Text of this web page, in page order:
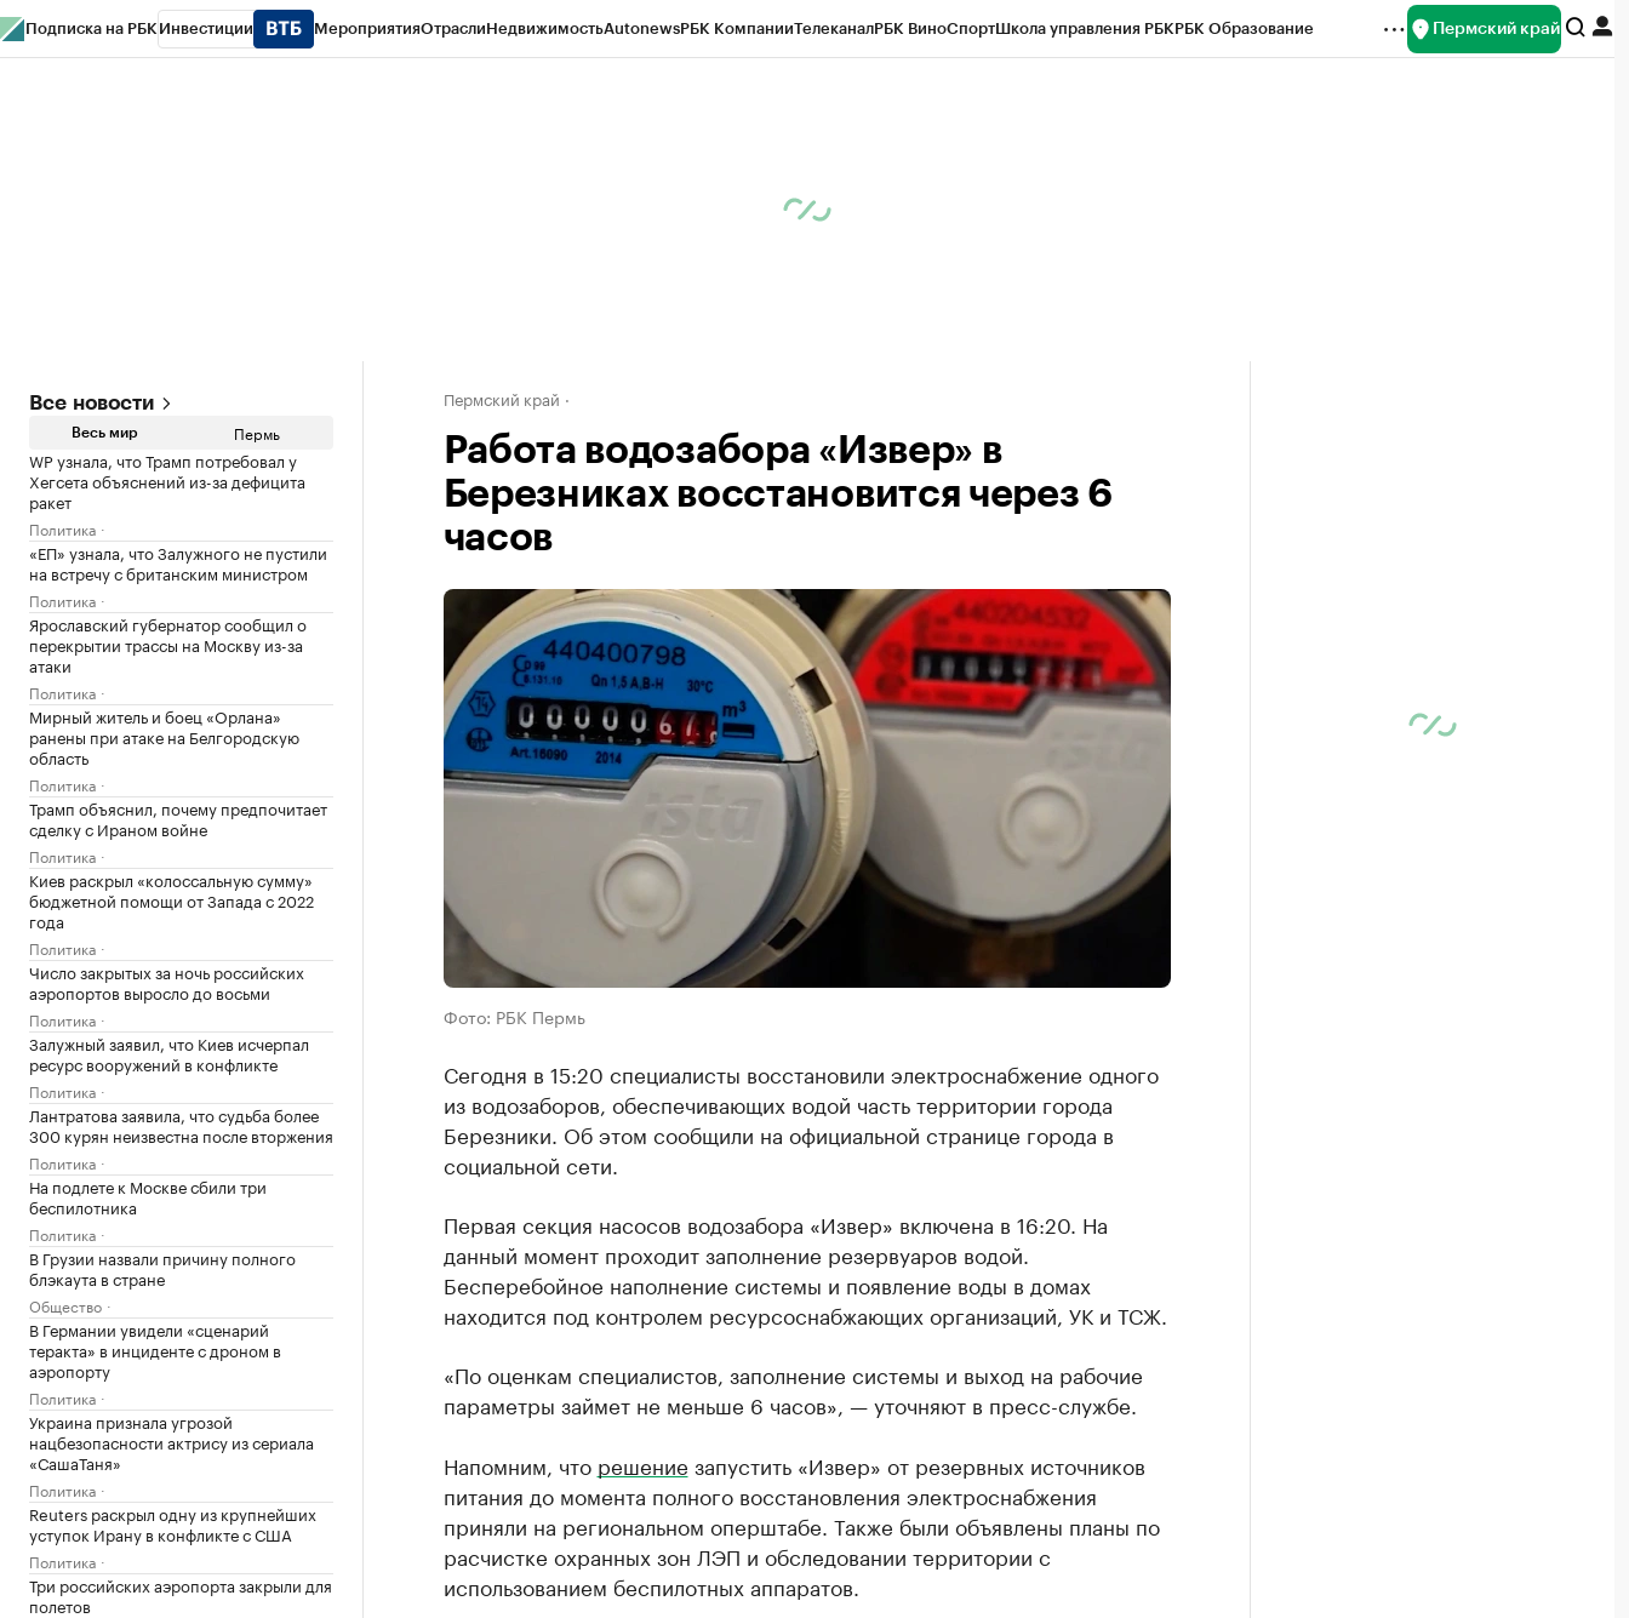
Подписка на РБК Инвестиции МероприятияОтраслиНедвижимостьAutonewsРБК КомпанииТелеканалРБК ВиноСпортШкола управления РБКРБК Образование Пермский край
Все новости
Весь мир Пермь
WP узнала, что Трамп потребовал у
Хегсета объяснений из-за дефицита
ракет
Политика
«ЕП» узнала, что Залужного не пустили
на встречу с британским министром
Политика
Ярославский губернатор сообщил о
перекрытии трассы на Москву из-за
атаки
Политика
Мирный житель и боец «Орлана»
ранены при атаке на Белгородскую
область
Политика
Трамп объяснил, почему предпочитает
сделку с Ираном войне
Политика
Киев раскрыл «колоссальную сумму»
бюджетной помощи от Запада с 2022
года
Политика
Число закрытых за ночь российских
аэропортов выросло до восьми
Политика
Залужный заявил, что Киев исчерпал
ресурс вооружений в конфликте
Политика
Лантратова заявила, что судьба более
300 курян неизвестна после вторжения
Политика
На подлете к Москве сбили три
беспилотника
Политика
В Грузии назвали причину полного
блэкаута в стране
Общество
В Германии увидели «сценарий
теракта» в инциденте с дроном в
аэропорту
Политика
Украина признала угрозой
нацбезопасности актрису из сериала
«СашаТаня»
Политика
Reuters раскрыл одну из крупнейших
уступок Ирану в конфликте с США
Политика
Три российских аэропорта закрыли для
полетов
Пермский край
Работа водозабора «Извер» в
Березниках восстановится через 6
часов
Фото: РБК Пермь
Сегодня в 15:20 специалисты восстановили электроснабжение одного
из водозаборов, обеспечивающих водой часть территории города
Березники. Об этом сообщили на официальной странице города в
социальной сети.
Первая секция насосов водозабора «Извер» включена в 16:20. На
данный момент проходит заполнение резервуаров водой.
Бесперебойное наполнение системы и появление воды в домах
находится под контролем ресурсоснабжающих организаций, УК и ТСЖ.
«По оценкам специалистов, заполнение системы и выход на рабочие
параметры займет не меньше 6 часов», — уточняют в пресс-службе.
Напомним, что решение запустить «Извер» от резервных источников
питания до момента полного восстановления электроснабжения
приняли на региональном оперштабе. Также были объявлены планы по
расчистке охранных зон ЛЭП и обследовании территории с
использованием беспилотных аппаратов.